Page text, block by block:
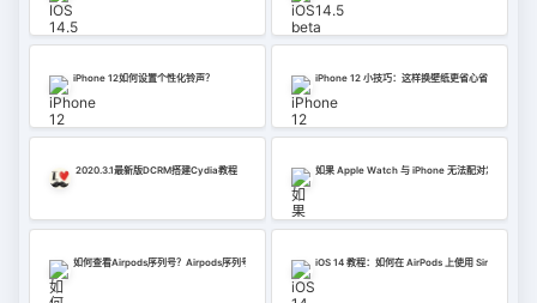
iPhone 12如何设置个性化铃声？ iPhone 12 小技巧：这样换壁纸更省心省事
2020.3.1最新版DCRM搭建Cydia教程 如果 Apple Watch 与 iPhone 无法配对怎么办？
如何查看Airpods序列号？Airpods序列号查看方法 iOS 14 教程：如何在 AirPods 上使用 Siri 信息播报